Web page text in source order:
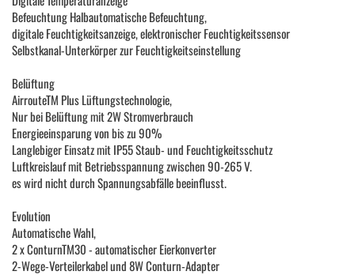
Befeuchtung Halbautomatische Befeuchtung,
digitale Feuchtigkeitsanzeige, elektronischer Feuchtigkeitssensor
Selbstkanal-Unterkörper zur Feuchtigkeitseinstellung
Belüftung
AirrouteTM Plus Lüftungstechnologie,
Nur bei Belüftung mit 2W Stromverbrauch
Energieeinsparung von bis zu 90%
Langlebiger Einsatz mit IP55 Staub- und Feuchtigkeitsschutz
Luftkreislauf mit Betriebsspannung zwischen 90-265 V.
es wird nicht durch Spannungsabfälle beeinflusst.
Evolution
Automatische Wahl,
2 x ConturnTM30 - automatischer Eierkonverter
2-Wege-Verteilerkabel und 8W Conturn-Adapter